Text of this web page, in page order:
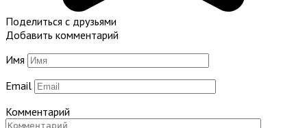
Поделиться с друзьями
Добавить комментарий
Имя
Email
Комментарий